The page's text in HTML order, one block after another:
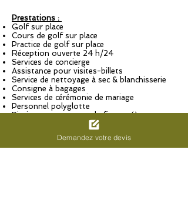
Prestations :
Golf sur place
Cours de golf sur place
Practice de golf sur place
Réception ouverte 24 h/24
Services de concierge
Assistance pour visites-billets
Service de nettoyage à sec & blanchisserie
Consigne à bagages
Services de cérémonie de mariage
Personnel polyglotte
Piscine, spa et centre de fitness (à payer sur
place) : 25 EUR par personne, par jour
Salle de fitness
Terrain de golf sur place
Location de vélos sur place
Demandez votre devis